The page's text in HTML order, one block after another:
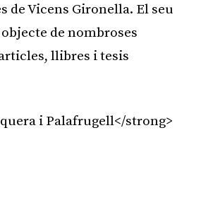
de Vicens Gironella. El seu
de nombroses
llibres i tesis
i Palafrugell</strong>